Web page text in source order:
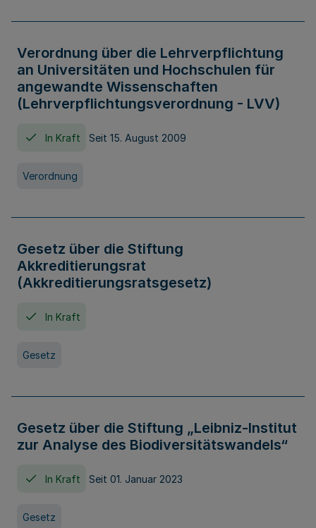
Verordnung über die Lehrverpflichtung
an Universitäten und Hochschulen für
angewandte Wissenschaften
(Lehrverpflichtungsverordnung - LVV)
In Kraft Seit 15. August 2009
Verordnung
Gesetz über die Stiftung
Akkreditierungsrat
(Akkreditierungsratsgesetz)
In Kraft
Gesetz
Gesetz über die Stiftung „Leibniz-Institut
zur Analyse des Biodiversitätswandels“
In Kraft Seit 01. Januar 2023
Gesetz